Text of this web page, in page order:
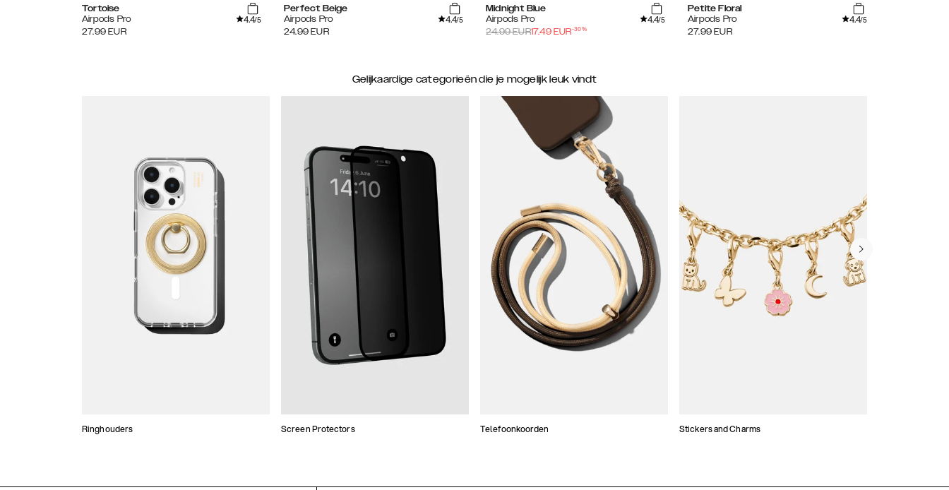
Tortoise
Airpods Pro
4.4/5
27.99 EUR
Perfect Beige
Airpods Pro
4.4/5
24.99 EUR
Midnight Blue
Airpods Pro
4.4/5
24.99EUR17.49 EUR-30%
Petite Floral
Airpods Pro
4.4/5
27.99 EUR
Gelijkaardige categorieën die je mogelijk leuk vindt
Ringhouders Screen Protectors Telefoonkoorden Stickers and Charms